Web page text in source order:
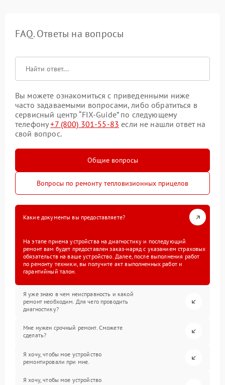
FAQ. Ответы на вопросы
Вы можете ознакомиться с приведенными ниже
часто задаваемыми вопросами, либо обратиться в
сервисный центр “FIX-Guide” по следующему
телефону+7 (800) 301-55-83 если не нашли ответ на
свой вопрос.
Общие вопросы
Вопросы по ремонту тепловизионных прицелов
Какие документы вы предоставляете?
На этапе приема устройства на диагностику и последующий
ремонт вам будет предоставлен заказ-наряд с указанием страховых
обязательств на ваше устройство. Далее, после выполнения работ
по ремонту техники, вы получите акт выполненных работ и
гарантийный талон.
Я уже знаю в чем неисправность и какой
ремонт необходим. Для чего проводить
диагностику?
Мне нужен срочный ремонт. Сможете
сделать?
Я хочу, чтобы мое устройство
ремонтировали при мне.
Я хочу, чтобы мое устройство